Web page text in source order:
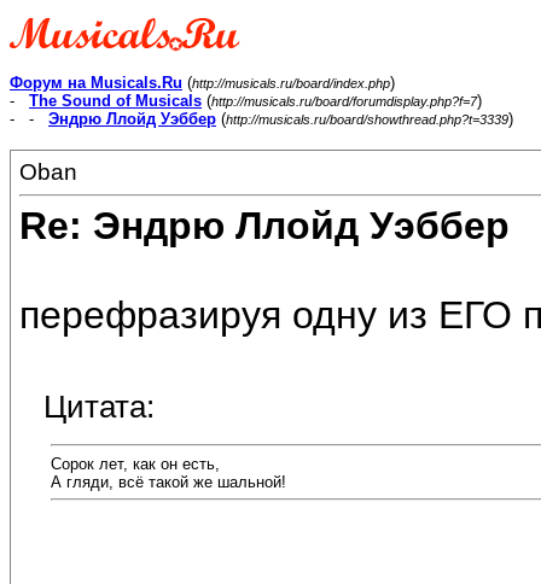
Форум на Musicals.Ru (http://musicals.ru/board/index.php)
- The Sound of Musicals (http://musicals.ru/board/forumdisplay.php?f=7)
- - Эндрю Ллойд Уэббер (http://musicals.ru/board/showthread.php?t=3339)
Oban
Re: Эндрю Ллойд Уэббер
перефразируя одну из ЕГО
Цитата:
Сорок лет, как он есть,
А гляди, всё такой же шальной!